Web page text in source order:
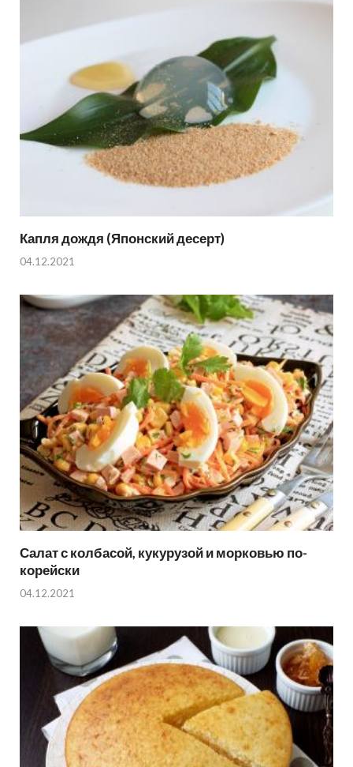
Капля дождя (Японский десерт)
04.12.2021
Салат с колбасой, кукурузой и морковью по-
корейски
04.12.2021